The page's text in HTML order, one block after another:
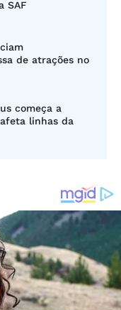
SAF
de atrações no
começa a
linhas da